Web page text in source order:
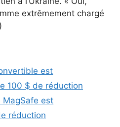
extrêmement chargé
est
100 $ de réduction
MagSafe est
réduction